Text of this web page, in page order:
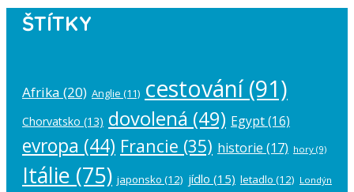
ŠTÍTKY
Afrika (20) Anglie (11) cestování(91)
Chorvatsko (13) dovolená (49) Egypt(16)
evropa (44) Francie (35) historie (17) hory (9)
Itálie (75) japonsko (12) jídlo (15) letadlo (12) Londýn